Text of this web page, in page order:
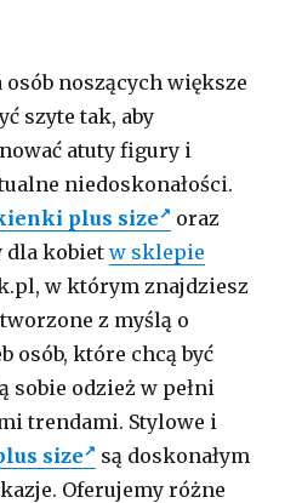
noszących większe
szyte tak, aby
atuty figury i
niedoskonałości.
plus size
oraz
dla kobietw sklepie
w którym znajdziesz
z myślą o
osób, które chcą być
sobie odzież w pełni
trendami. Stylowe i
size
są doskonałym
Oferujemy różne